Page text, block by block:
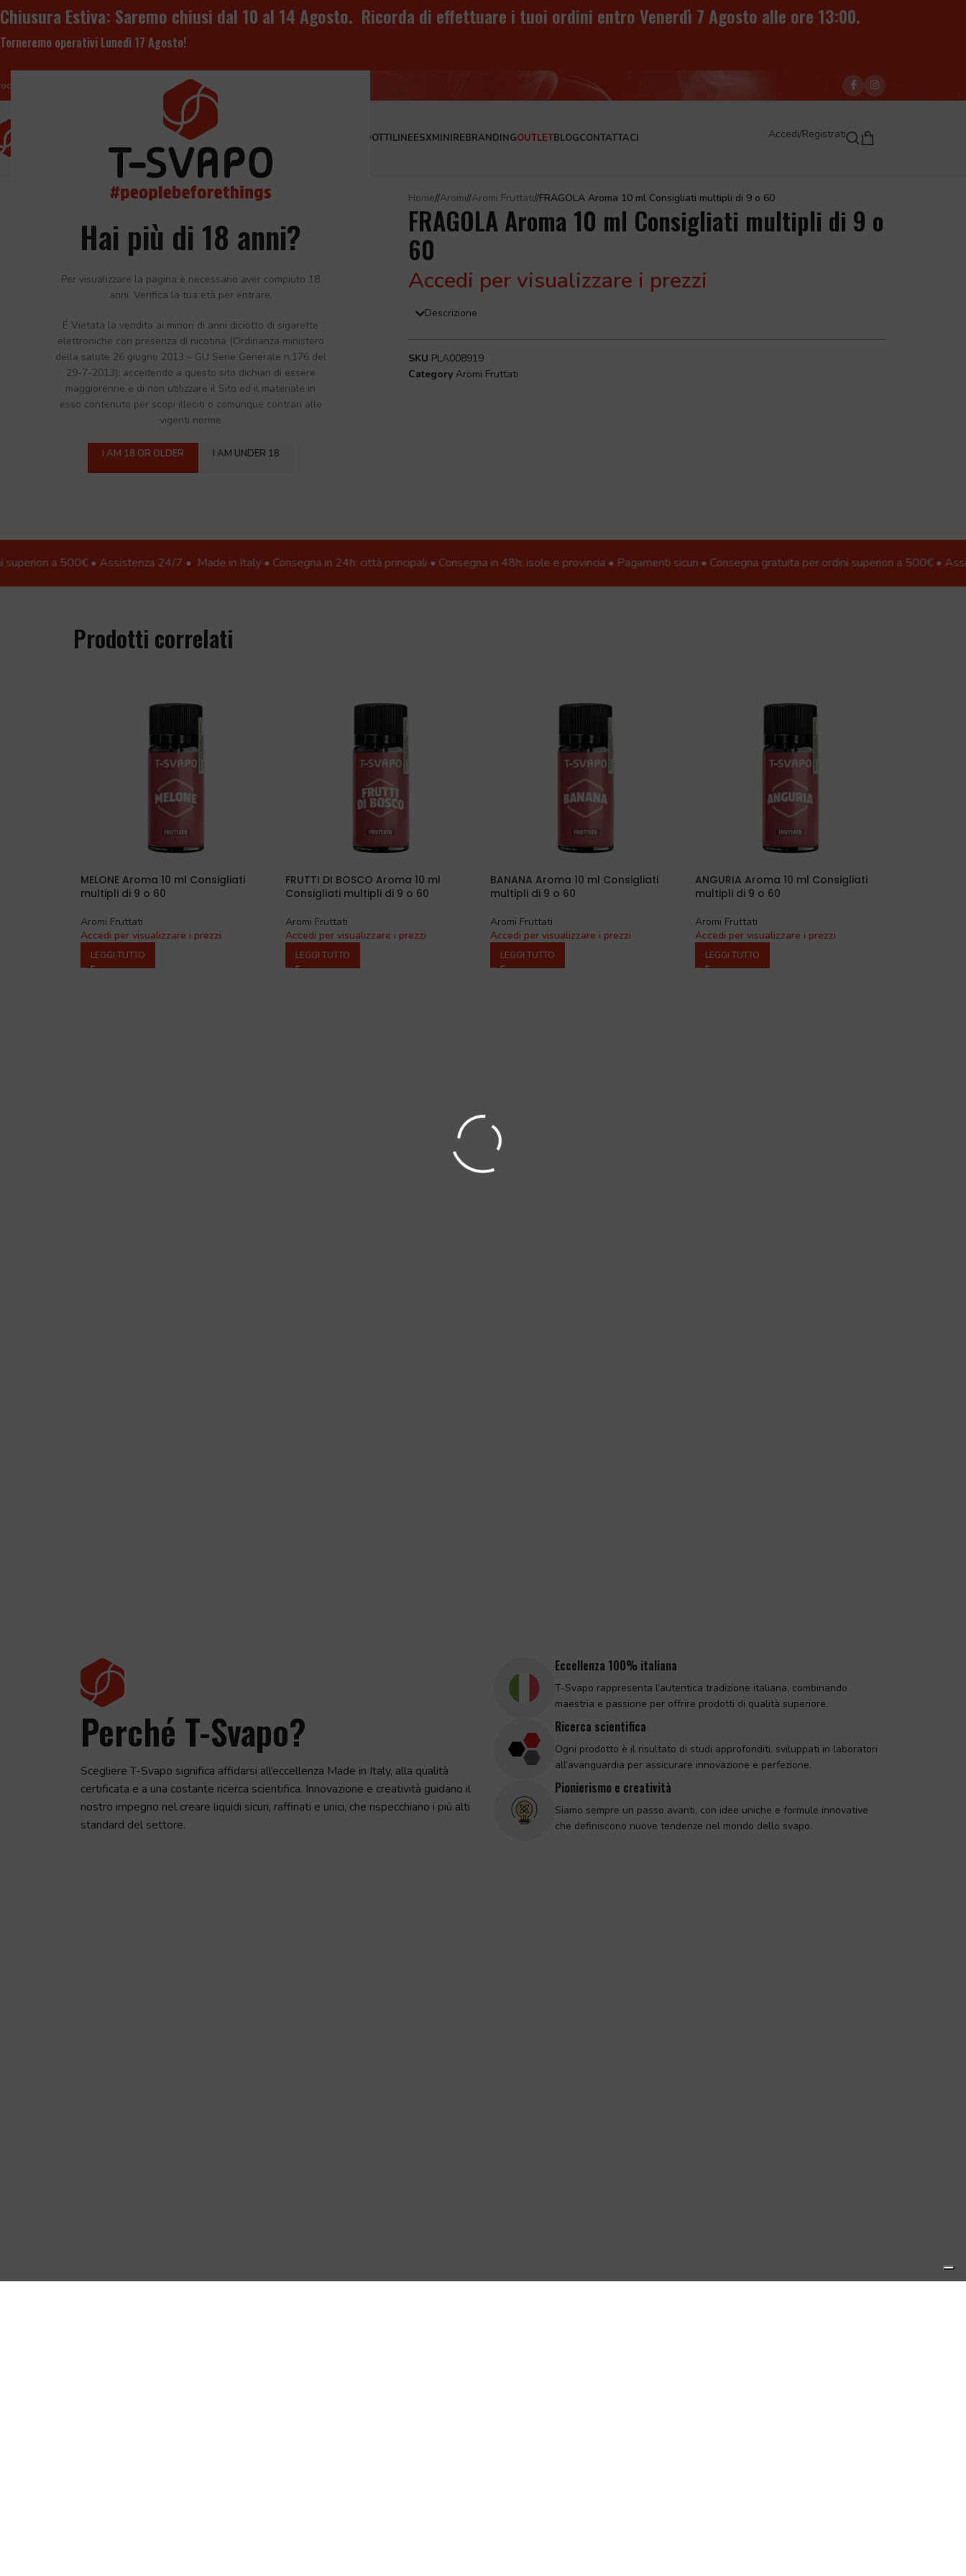
Hai più di 18 anni?
Per visualizzare la pagina è necessario aver compiuto 18
anni. Verifica la tua età per entrare.
É Vietata la vendita ai minori di anni diciotto di sigarette
elettroniche con presenza di nicotina (Ordinanza ministero
della salute 26 giugno 2013 – GU Serie Generale n.176 del
29-7-2013): accedendo a questo sito dichiari di essere
maggiorenne e di non utilizzare il Sito ed il materiale in
esso contenuto per scopi illeciti o comunque contrari alle
vigenti norme
I AM 18 OR OLDER I AM UNDER 18
Chiusura Estiva: Saremo chiusi dal 10 al 14 Agosto. Ricorda di effettuare i tuoi ordini entroVenerdì 7 Agosto alle ore 13:00.
Torneremo operativi Lunedì 17 Agosto!
e vendita all'ingrosso di liquidi per sigaretta elettronica e prodotti per lo svapo
PRODOTTILINEESXMINIREBRANDINGOUTLETBLOGCONTATTACI Accedi/Registrati
Home/ Aromi/ Aromi Fruttati/ FRAGOLA Aroma 10 ml Consigliati multipli di 9 o 60
FRAGOLA Aroma 10 ml Consigliati multipli di 9 o
60
Accedi per visualizzare i prezzi
Descrizione
SKU PLA008919
Category Aromi Fruttati
500€ • Assistenza 24/7 •Made in Italy • Consegna in 24h: città principali • Consegna in 48h: isole e provincia • Pagamenti sicuri • Consegna gratuita per ordini superiori a 500€ • Assistenza
Prodotti correlati
MELONE Aroma 10 ml Consigliati
multipli di 9 o 60
Aromi Fruttati
Accedi per visualizzare i prezzi
LEGGI TUTTO
FRUTTI DI BOSCO Aroma 10 ml
Consigliati multipli di 9 o 60
Aromi Fruttati
Accedi per visualizzare i prezzi
LEGGI TUTTO
BANANA Aroma 10 ml Consigliati
multipli di 9 o 60
Aromi Fruttati
Accedi per visualizzare i prezzi
LEGGI TUTTO
ANGURIA Aroma 10 ml Consigliati
multipli di 9 o 60
Aromi Fruttati
Accedi per visualizzare i prezzi
LEGGI TUTTO
Perché T-Svapo?
Scegliere T-Svapo significa affidarsi all’eccellenza Made in Italy, alla qualità
certificata e a una costante ricerca scientifica. Innovazione e creatività guidano il
nostro impegno nel creare liquidi sicuri, raffinati e unici, che rispecchiano i più alti
standard del settore.
Eccellenza 100% italiana
T-Svapo rappresenta l’autentica tradizione italiana, combinando
maestria e passione per offrire prodotti di qualità superiore.
Ricerca scientifica
Ogni prodotto è il risultato di studi approfonditi, sviluppati in laboratori
all’avanguardia per assicurare innovazione e perfezione.
Pionierismo e creatività
Siamo sempre un passo avanti, con idee uniche e formule innovative
che definiscono nuove tendenze nel mondo dello svapo.